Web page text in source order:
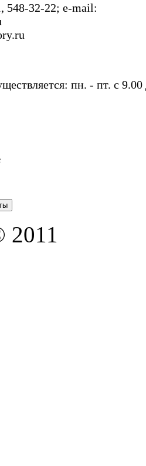
548-32-22; e-mail:
пн. - пт. с 9.00